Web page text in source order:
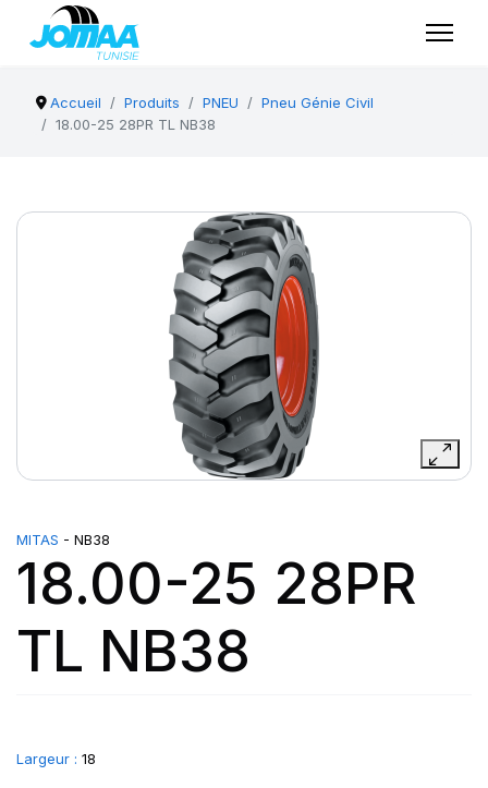
Accueil Produits PNEU
Pneu Génie Civil
18.00-25 28PR TL NB38
MITAS - NB38
18.00-25 28PR
TL NB38
Largeur : 18